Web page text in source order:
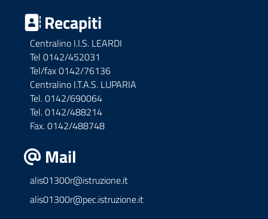
Recapiti
Centralino I.I.S. LEARDI
Tel 0142/452031
Tel/fax 0142/76136
Centralino I.T.A.S. LUPARIA
Tel. 0142/690064
Tel. 0142/488214
Fax. 0142/488748
Mail
alis01300r@istruzione.it
alis01300r@pec.istruzione.it